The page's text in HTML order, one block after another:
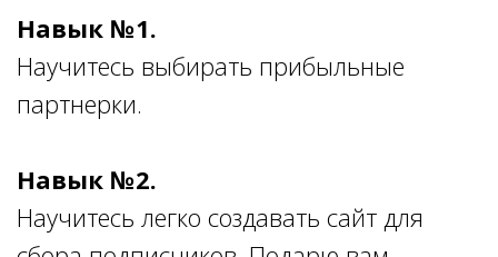
Навык №1.
Научитесь выбирать прибыльные
партнерки.
Навык №2.
Научитесь легко создавать сайт для